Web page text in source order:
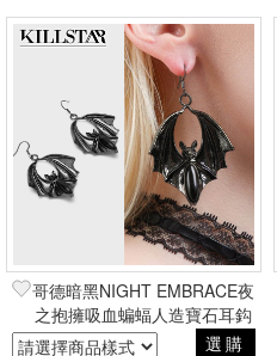
哥德暗黑NIGHT EMBRACE夜
之抱擁吸血蝙蝠人造寶石耳鈎
耳環 英國原裝進口Killstar正版
選購